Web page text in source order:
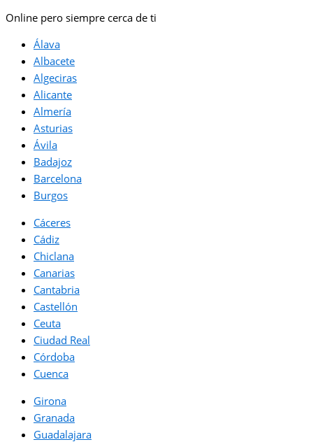
Online pero siempre cerca de ti
Álava
Albacete
Algeciras
Alicante
Almería
Asturias
Ávila
Badajoz
Barcelona
Burgos
Cáceres
Cádiz
Chiclana
Canarias
Cantabria
Castellón
Ceuta
Ciudad Real
Córdoba
Cuenca
Girona
Granada
Guadalajara